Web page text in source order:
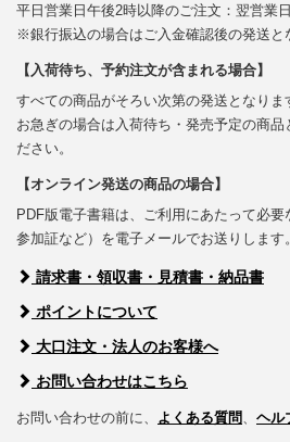
平日営業日午後2時以降のご注文：翌営業
※銀行振込の場合はご入金確認後の発送と
【入荷待ち、予約注文が含まれる場合】
すべての商品がそろい次第の発送となりま
お急ぎの場合は入荷待ち・発売予定の商品
ださい。
【オンライン発送の商品の場合】
PDF版電子書籍は、ご利用にあたって必要
参加証など）を電子メールでお送りします。
請求書・領収書・見積書・納品書
ポイントについて
大口注文・法人のお客様へ
お問い合わせはこちら
お問い合わせの前に、 よくある質問 ヘル